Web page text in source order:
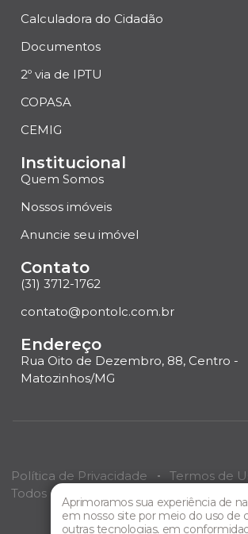
Calculadora do Cidadão
Documentos
2º via de IPTU
COPASA
CEMIG
Institucional
Quem Somos
Nossos imóveis
Anuncie seu imóvel
Contato
(31) 3712-1762
contato@pontolc.com.br
Endereço
Rua Oito de Dezembro, 88, Centro -
Matozinhos/MG
Política de Privacidade
Termos de
Todos os direitos reservados
Criação de site por
Aprimoramos sua experiência de
em nosso site por meio do uso de
outras tecnologias, em